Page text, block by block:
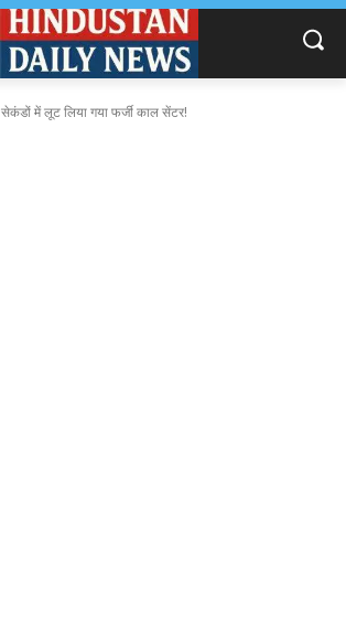
सेकंडों में लूट लिया गया फर्जी काल सेंटर!